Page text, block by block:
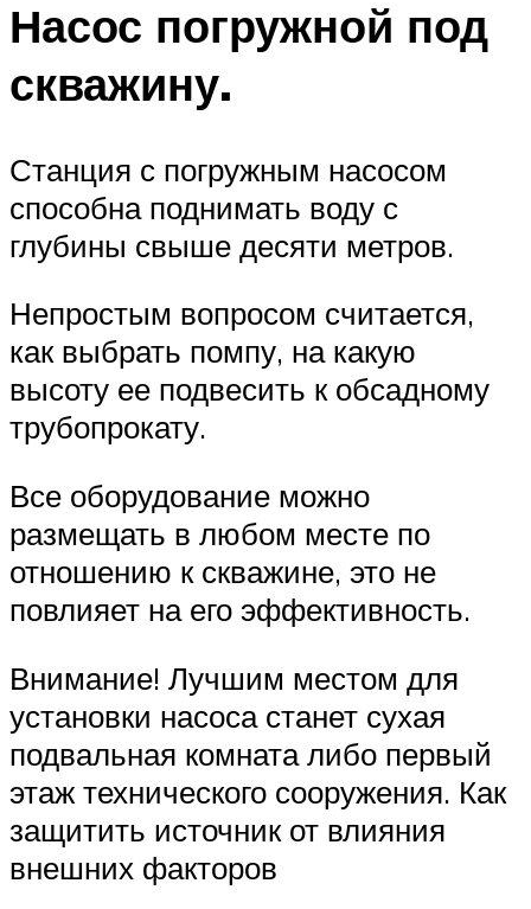
Насос погружной под
скважину.
Станция с погружным насосом
способна поднимать воду с
глубины свыше десяти метров.
Непростым вопросом считается,
как выбрать помпу, на какую
высоту ее подвесить к обсадному
трубопрокату.
Все оборудование можно
размещать в любом месте по
отношению к скважине, это не
повлияет на его эффективность.
Внимание! Лучшим местом для
установки насоса станет сухая
подвальная комната либо первый
этаж технического сооружения. Как
защитить источник от влияния
внешних факторов